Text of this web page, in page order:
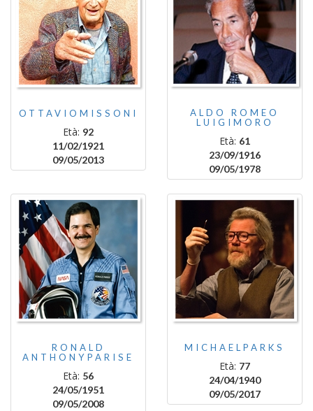
OTTAVIOMISSONI
Età: 92
11/02/1921
09/05/2013
ALDO ROMEO
LUIGIMORO
Età: 61
23/09/1916
09/05/1978
RONALD
ANTHONYPARISE
Età: 56
24/05/1951
09/05/2008
MICHAELPARKS
Età: 77
24/04/1940
09/05/2017